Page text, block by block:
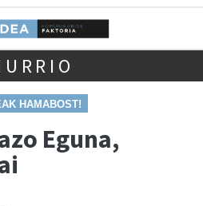
HAMABOST!
Eguna,